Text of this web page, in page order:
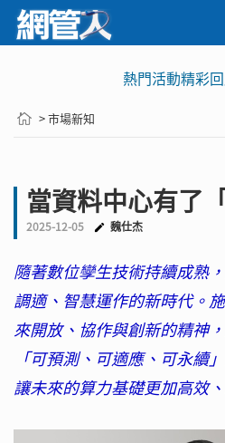
熱門活動精彩
> 市場新知
當資料中心有了
2025-12-05 魏仕杰
隨著數位孿生技術持續成熟
調適、智慧運作的新時代。
來開放、協作與創新的精神
「可預測、可適應、可永續
讓未來的算力基礎更加高效